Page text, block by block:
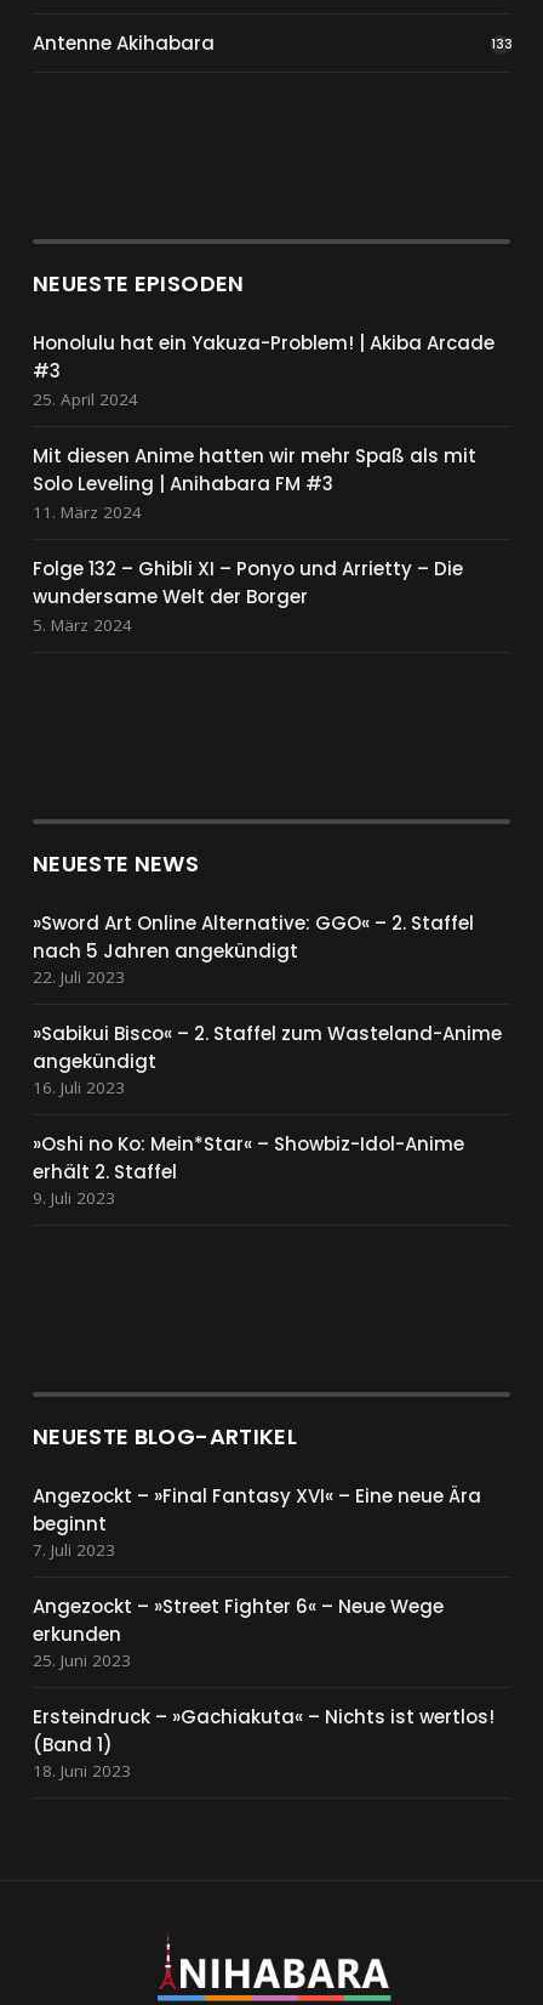
Antenne Akihabara 133
NEUESTE EPISODEN
Honolulu hat ein Yakuza-Problem! | Akiba Arcade
#3
25. April 2024
Mit diesen Anime hatten wir mehr Spaß als mit
Solo Leveling | Anihabara FM #3
11. März 2024
Folge 132 – Ghibli XI – Ponyo und Arrietty – Die
wundersame Welt der Borger
5. März 2024
NEUESTE NEWS
»Sword Art Online Alternative: GGO« – 2. Staffel
nach 5 Jahren angekündigt
22. Juli 2023
»Sabikui Bisco« – 2. Staffel zum Wasteland-Anime
angekündigt
16. Juli 2023
»Oshi no Ko: Mein*Star« – Showbiz-Idol-Anime
erhält 2. Staffel
9. Juli 2023
NEUESTE BLOG-ARTIKEL
Angezockt – »Final Fantasy XVI« – Eine neue Ära
beginnt
7. Juli 2023
Angezockt – »Street Fighter 6« – Neue Wege
erkunden
25. Juni 2023
Ersteindruck – »Gachiakuta« – Nichts ist wertlos!
(Band 1)
18. Juni 2023